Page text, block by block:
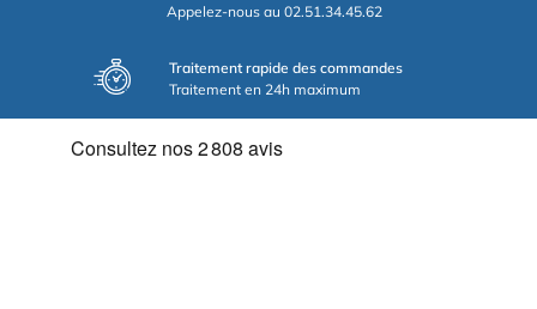
Appelez-nous au 02.51.34.45.62
Traitement rapide des commandes
Traitement en 24h maximum